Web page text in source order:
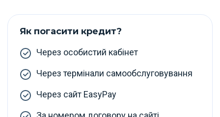
Як погасити кредит?
Через особистий кабінет
Через термінали самообслуговування
Через сайт EasyPay